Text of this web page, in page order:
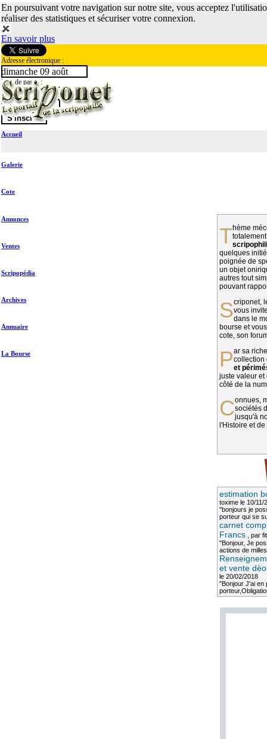
En poursuivant votre navigation sur notre site, vous acceptez
réaliser des statistiques et sécuriser votre connexion.
En savoir plus
Adresse électronique :
Mot de passe :
dimanche 09 août
Accueil
Galerie
Cote
Annonces
Ventes
Scripopédia
Archives
Annuaire
La Bourse
Thème méconnu des collectionneurs et
quelques
poignée de
un objet
autres tout
pouvant
vous
dans le
bourse et
cote, son
Par sa richesse et sa diversité, lacollection
et
juste valeur et
côté de la
Connues, méconnues, ou inconnues, lessociétés
jusqu'à
l'Histoire et
estimation
toximele 10/11/
"bonjours je
porteur qui se
carnet
Francs, par
"Bonjour, Je
actions de
et vente
le 20/02/2018
"Bonjour J'ai en